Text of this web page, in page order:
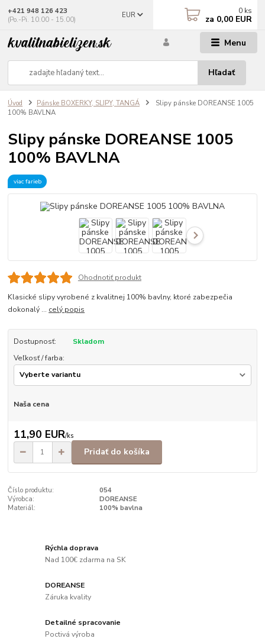
Menu
EUR
Hľadať
+421 948 126 423
(Po.-Pi. 10.00 - 15.00)
0 ks
za 0,00 EUR
Úvod Pánske BOXERKY, SLIPY, TANGÁ
Slipy pánske DOREANSE 1005
100% BAVLNA
Slipy pánske DOREANSE 1005
100% BAVLNA
viac farieb
Ohodnotiť produkt
Klasické slipy vyrobené z kvalitnej 100% bavlny, ktoré zabezpečia
dokonalý ... celý popis
Dostupnosť:
Skladom
Veľkosť / farba:
Naša cena
11,90 EUR/ks
Pridať do košíka
Číslo produktu:
054
Výrobca:
DOREANSE
Materiál:
100% bavlna
Rýchla doprava
Nad 100€ zdarma na SK
DOREANSE
Záruka kvality
Detailné spracovanie
Poctivá výroba